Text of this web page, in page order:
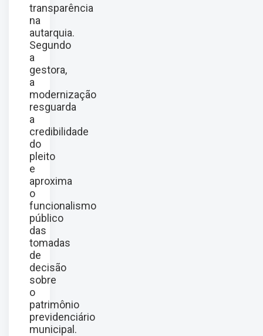
transparência
na
autarquia.
Segundo
a
gestora,
a
modernização
resguarda
a
credibilidade
do
pleito
e
aproxima
o
funcionalismo
público
das
tomadas
de
decisão
sobre
o
patrimônio
previdenciário
municipal.